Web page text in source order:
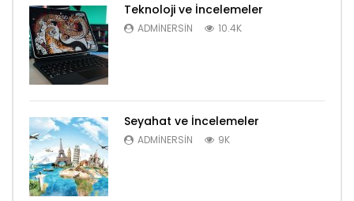
Teknoloji ve İncelemeler
ADMINERSIN 10.4K
Seyahat ve İncelemeler
ADMINERSIN 9K